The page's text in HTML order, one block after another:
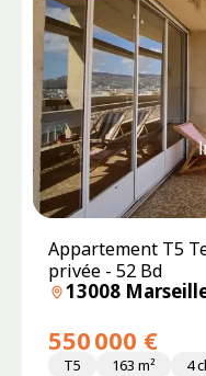
Appartement T5
privée - 52 Bd
13008
550 000 €
T5 163 m² 4